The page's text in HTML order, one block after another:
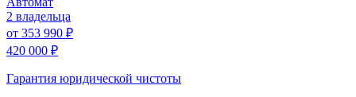
2 владельца
от 353 990 ₽
420 000 ₽
Гарантия юридической чистоты